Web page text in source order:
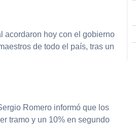
acordaron hoy con el gobierno
de todo el país, tras un
Romero informó que los
tramo y un 10% en segundo